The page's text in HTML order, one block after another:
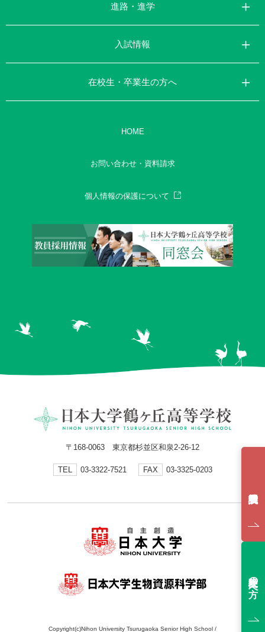
受験生の方へ
進路・進学
入試情報
在校生・卒業生の方へ
HOME
お問い合わせ・資料請求
個人情報の保護について
〒168-0063 東京都杉並区和泉2-26-12
TEL 03-3322-7521 FAX 03-3325-0203
Copyright(c)Nihon University Tsurugaoka Senior High School /